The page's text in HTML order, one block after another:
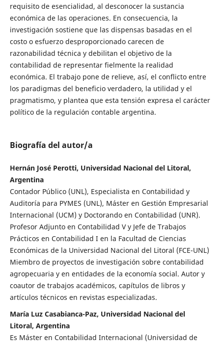
requisito de esencialidad, al desconocer la sustancia
económica de las operaciones. En consecuencia, la
investigación sostiene que las dispensas basadas en el
costo o esfuerzo desproporcionado carecen de
razonabilidad técnica y debilitan el objetivo de la
contabilidad de representar fielmente la realidad
económica. El trabajo pone de relieve, así, el conflicto entre
los paradigmas del beneficio verdadero, la utilidad y el
pragmatismo, y plantea que esta tensión expresa el carácter
político de la regulación contable argentina.
Biografía del autor/a
Hernán José Perotti, Universidad Nacional del Litoral,
Argentina
Contador Público (UNL), Especialista en Contabilidad y
Auditoría para PYMES (UNL), Máster en Gestión Empresarial
Internacional (UCM) y Doctorando en Contabilidad (UNR).
Profesor Adjunto en Contabilidad V y Jefe de Trabajos
Prácticos en Contabilidad I en la Facultad de Ciencias
Económicas de la Universidad Nacional del Litoral (FCE-UNL)
Miembro de proyectos de investigación sobre contabilidad
agropecuaria y en entidades de la economía social. Autor y
coautor de trabajos académicos, capítulos de libros y
artículos técnicos en revistas especializadas.
María Luz Casabianca-Paz, Universidad Nacional del
Litoral, Argentina
Es Máster en Contabilidad Internacional (Universidad de